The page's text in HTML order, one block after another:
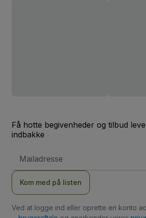
Få hotte begivenheder og tilbud
indbakke
adresse
Kom med på listen
Ved at logge ind eller oprette en konto